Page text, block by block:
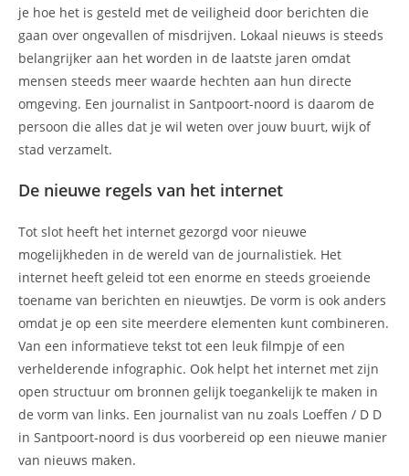
je hoe het is gesteld met de veiligheid door berichten die
gaan over ongevallen of misdrijven. Lokaal nieuws is steeds
belangrijker aan het worden in de laatste jaren omdat
mensen steeds meer waarde hechten aan hun directe
omgeving. Een journalist in Santpoort-noord is daarom de
persoon die alles dat je wil weten over jouw buurt, wijk of
stad verzamelt.
De nieuwe regels van het internet
Tot slot heeft het internet gezorgd voor nieuwe
mogelijkheden in de wereld van de journalistiek. Het
internet heeft geleid tot een enorme en steeds groeiende
toename van berichten en nieuwtjes. De vorm is ook anders
omdat je op een site meerdere elementen kunt combineren.
Van een informatieve tekst tot een leuk filmpje of een
verhelderende infographic. Ook helpt het internet met zijn
open structuur om bronnen gelijk toegankelijk te maken in
de vorm van links. Een journalist van nu zoals Loeffen / D D
in Santpoort-noord is dus voorbereid op een nieuwe manier
van nieuws maken.